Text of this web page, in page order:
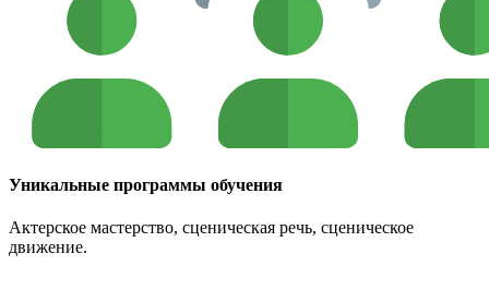
Уникальные программы обучения
Актерское мастерство, сценическая речь, сценическое
движение.